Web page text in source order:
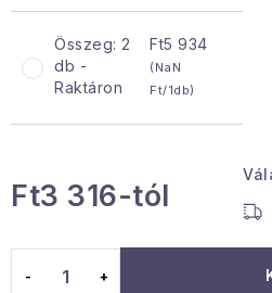
A személyes adatok
Hogyan kell panaszkodni /
Kereskedelem feltételes
Összeg: 2
db -
Raktáron
Ft5 934
(NaN
Ft/1db)
Ft3 316-tól